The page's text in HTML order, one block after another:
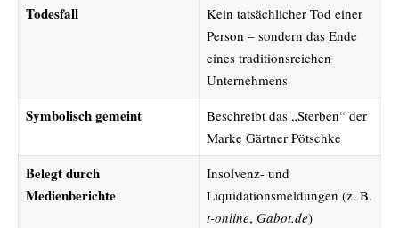
Todesfall
Kein tatsächlicher Tod einer
Person – sondern das Ende
eines traditionsreichen
Unternehmens
Symbolisch gemeint
Beschreibt das „Sterben“ der
Marke Gärtner Pötschke
Belegt durch
Medienberichte
Insolvenz- und
Liquidationsmeldungen (z. B.
t-online, Gabot.de)